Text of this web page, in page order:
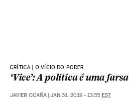
CRÍTICA | O VÍCIO DO PODER
‘Vice’: A política é uma farsa
JAVIER OCAÑA JAN 31, 2019 - 13:55 EST